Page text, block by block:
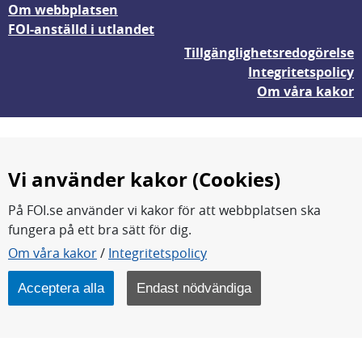
Om webbplatsen
FOI-anställd i utlandet
Tillgänglighetsredogörelse
Integritetspolicy
Om våra kakor
FOI forskar för en säkrare värld.
FOI:s kärnverksamhet är forskning, metod- och
teknikutveckling samt analyser och studier.
Myndigheten ligger under Försvarsdepartementet.
Vi använder kakor (Cookies)
På FOI.se använder vi kakor för att webbplatsen ska
fungera på ett bra sätt för dig.
Om våra kakor/ Integritetspolicy
Acceptera alla Endast nödvändiga